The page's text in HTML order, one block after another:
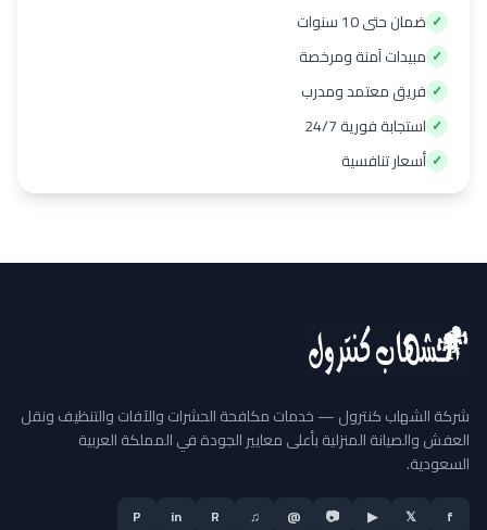
✓ ضمان حتى 10 سنوات
✓ مبيدات آمنة ومرخصة
✓ فريق معتمد ومدرب
✓ استجابة فورية 24/7
✓ أسعار تنافسية
شركة الشهاب كنترول — خدمات مكافحة الحشرات والآفات والتنظيف ونقل
العفش والصيانة المنزلية بأعلى معايير الجودة في المملكة العربية
السعودية.
f
𝕏
▶
📷
@
♫
R
in
P